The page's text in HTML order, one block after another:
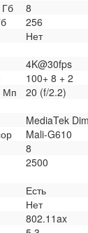
8
256
Нет
4K@30fps
100+ 8 + 2
Мп
20 (f/2.2)
MediaTek
Mali-G610
8
2500
Есть
Нет
802.11ax